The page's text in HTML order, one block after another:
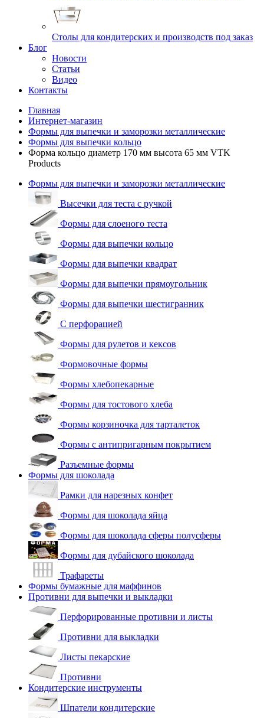
Cтолы для кондитерских и производств под заказ
Блог
Новости
Статьи
Видео
Контакты
Главная
Интернет-магазин
Формы для выпечки и заморозки металлические
Формы для выпечки кольцо
Форма кольцо диаметр 170 мм высота 65 мм VTK
Products
Формы для выпечки и заморозки металлические
Высечки для теста с ручкой
Формы для слоеного теста
Формы для выпечки кольцо
Формы для выпечки квадрат
Формы для выпечки прямоугольник
Формы для выпечки шестигранник
С перфорацией
Формы для рулетов и кексов
Формовочные формы
Формы хлебопекарные
Формы для тостового хлеба
Формы корзиночка для тарталеток
Формы с антипригарным покрытием
Разъемные формы
Формы для шоколада
Рамки для нарезных конфет
Формы для шоколада яйца
Формы для шоколада сферы полусферы
Формы для дубайского шоколада
Трафареты
Формы бумажные для маффинов
Противни для выпечки и выкладки
Перфорированные противни и листы
Противни для выкладки
Листы пекарские
Противни
Кондитерские инструменты
Шпатели кондитерские